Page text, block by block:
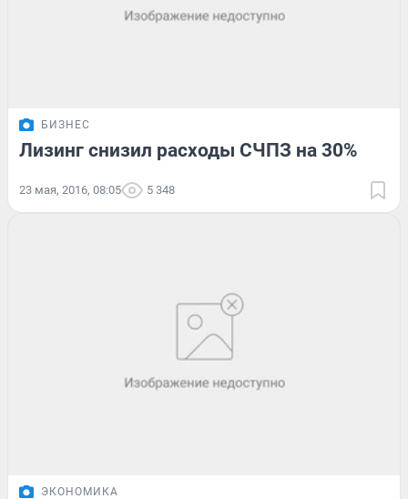
БИЗНЕС
Лизинг снизил расходы СЧПЗ на 30%
23 мая, 2016, 08:05 5 348
ЭКОНОМИКА